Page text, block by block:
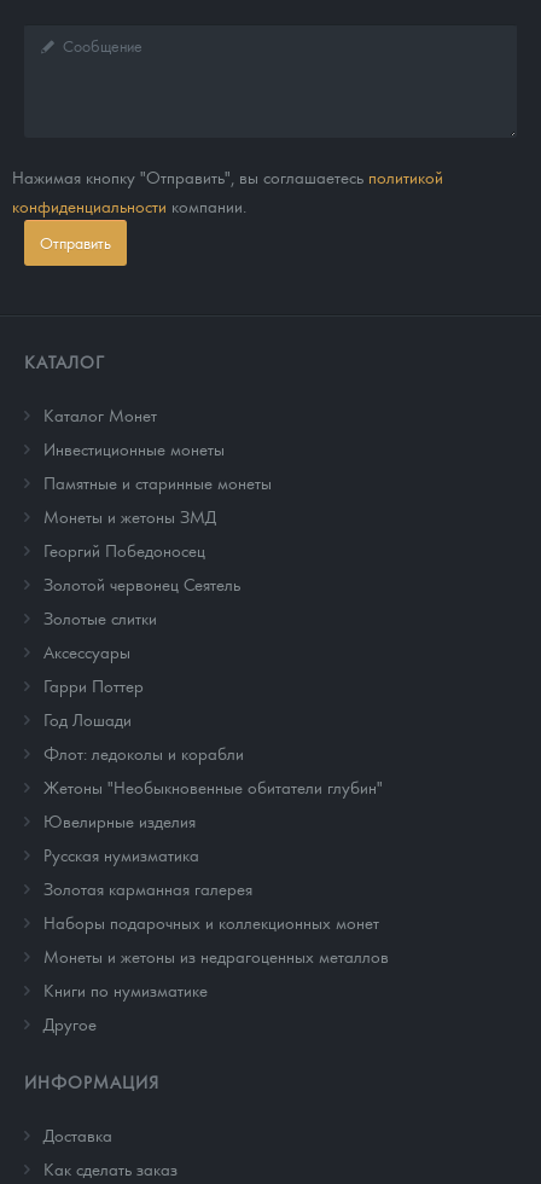
Нажимая кнопку "Отправить", вы соглашаетесь политикой
конфиденциальности компании.
Отправить
КАТАЛОГ
Каталог Монет
Инвестиционные монеты
Памятные и старинные монеты
Монеты и жетоны ЗМД
Георгий Победоносец
Золотой червонец Сеятель
Золотые слитки
Аксессуары
Гарри Поттер
Год Лошади
Флот: ледоколы и корабли
Жетоны "Необыкновенные обитатели глубин"
Ювелирные изделия
Русская нумизматика
Золотая карманная галерея
Наборы подарочных и коллекционных монет
Монеты и жетоны из недрагоценных металлов
Книги по нумизматике
Другое
ИНФОРМАЦИЯ
Доставка
Как сделать заказ